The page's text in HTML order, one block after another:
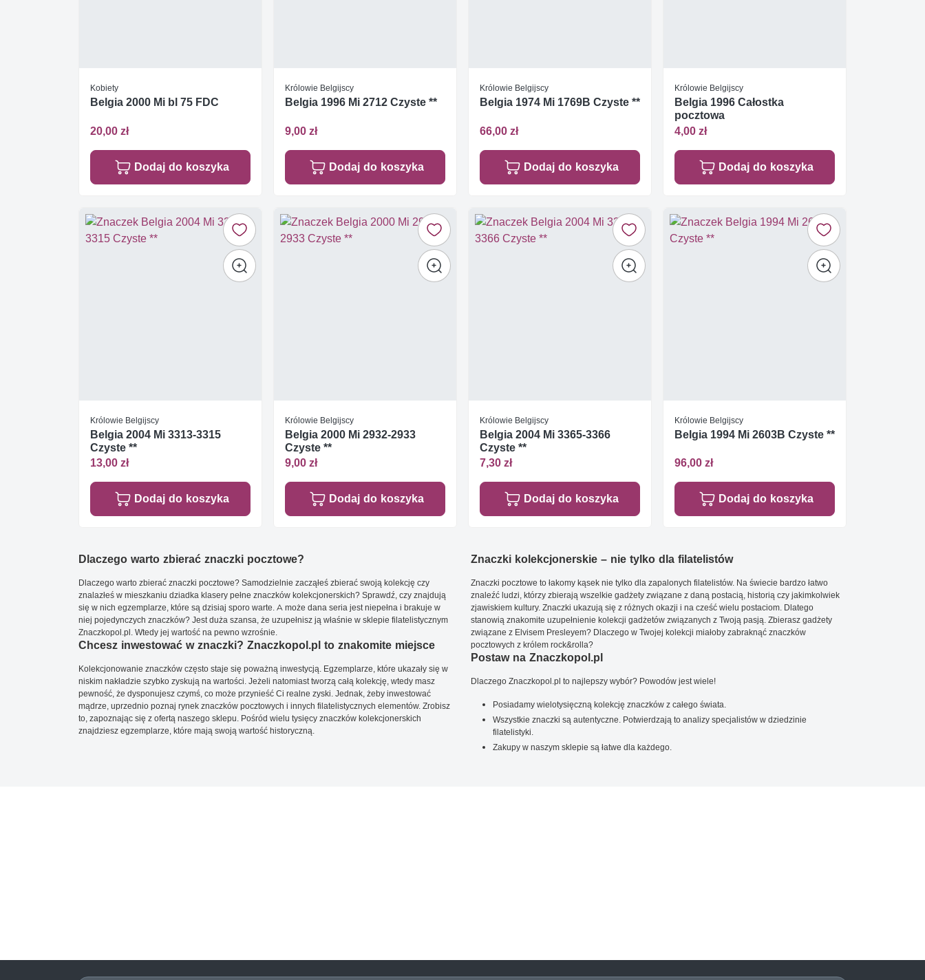
Kobiety
Belgia 2000 Mi bl 75 FDC
20,00 zł
Dodaj do koszyka
Królowie Belgijscy
Belgia 1996 Mi 2712 Czyste **
9,00 zł
Dodaj do koszyka
Królowie Belgijscy
Belgia 1974 Mi 1769B Czyste **
66,00 zł
Dodaj do koszyka
Królowie Belgijscy
Belgia 1996 Całostka
pocztowa
4,00 zł
Dodaj do koszyka
Królowie Belgijscy
Belgia 2004 Mi 3313-3315
Czyste **
13,00 zł
Dodaj do koszyka
Królowie Belgijscy
Belgia 2000 Mi 2932-2933
Czyste **
9,00 zł
Dodaj do koszyka
Królowie Belgijscy
Belgia 2004 Mi 3365-3366
Czyste **
7,30 zł
Dodaj do koszyka
Królowie Belgijscy
Belgia 1994 Mi 2603B Czyste **
96,00 zł
Dodaj do koszyka
Dlaczego warto zbierać znaczki pocztowe?
Dlaczego warto zbierać znaczki pocztowe? Samodzielnie zacząłeś zbierać swoją kolekcję czy
znalazłeś w mieszkaniu dziadka klasery pełne znaczków kolekcjonerskich? Sprawdź, czy znajdują
się w nich egzemplarze, które są dzisiaj sporo warte. A może dana seria jest niepełna i brakuje w
niej pojedynczych znaczków? Jest duża szansa, że uzupełnisz ją właśnie w sklepie filatelistycznym
Znaczkopol.pl. Wtedy jej wartość na pewno wzrośnie.
Chcesz inwestować w znaczki? Znaczkopol.pl to znakomite miejsce
Kolekcjonowanie znaczków często staje się poważną inwestycją. Egzemplarze, które ukazały się w
niskim nakładzie szybko zyskują na wartości. Jeżeli natomiast tworzą całą kolekcję, wtedy masz
pewność, że dysponujesz czymś, co może przynieść Ci realne zyski. Jednak, żeby inwestować
mądrze, uprzednio poznaj rynek znaczków pocztowych i innych filatelistycznych elementów. Zrobisz
to, zapoznając się z ofertą naszego sklepu. Pośród wielu tysięcy znaczków kolekcjonerskich
znajdziesz egzemplarze, które mają swoją wartość historyczną.
Znaczki kolekcjonerskie – nie tylko dla filatelistów
Znaczki pocztowe to łakomy kąsek nie tylko dla zapalonych filatelistów. Na świecie bardzo łatwo
znaleźć ludzi, którzy zbierają wszelkie gadżety związane z daną postacią, historią czy jakimkolwiek
zjawiskiem kultury. Znaczki ukazują się z różnych okazji i na cześć wielu postaciom. Dlatego
stanowią znakomite uzupełnienie kolekcji gadżetów związanych z Twoją pasją. Zbierasz gadżety
związane z Elvisem Presleyem? Dlaczego w Twojej kolekcji miałoby zabraknąć znaczków
pocztowych z królem rock&rolla?
Postaw na Znaczkopol.pl
Dlaczego Znaczkopol.pl to najlepszy wybór? Powodów jest wiele!
Posiadamy wielotysięczną kolekcję znaczków z całego świata.
Wszystkie znaczki są autentyczne. Potwierdzają to analizy specjalistów w dziedzinie
filatelistyki.
Zakupy w naszym sklepie są łatwe dla każdego.